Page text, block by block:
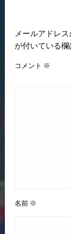
メールアドレ
が付いている
コメント ※
名前 ※